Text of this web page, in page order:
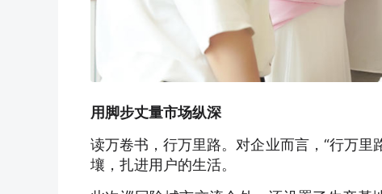
用脚步丈量市场纵深
读万卷书，行万里路。对企业而言，“行万
壤，扎进用户的生活。